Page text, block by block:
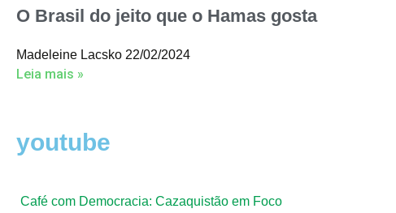
O Brasil do jeito que o Hamas gosta
Madeleine Lacsko 22/02/2024
Leia mais »
youtube
Café com Democracia: Cazaquistão em Foco